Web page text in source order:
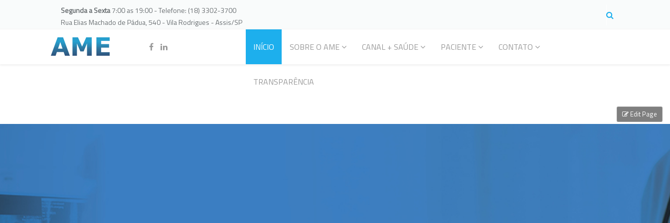
Segunda a Sexta7:00 as 19:00 - Telefone: (18) 3302-3700
Rua Elias Machado de Pádua, 540 - Vila Rodrigues - Assis/SP
INÍCIO SOBRE O AME CANAL + SAÚDE PACIENTE CONTATO
TRANSPARÊNCIA
Edit Page